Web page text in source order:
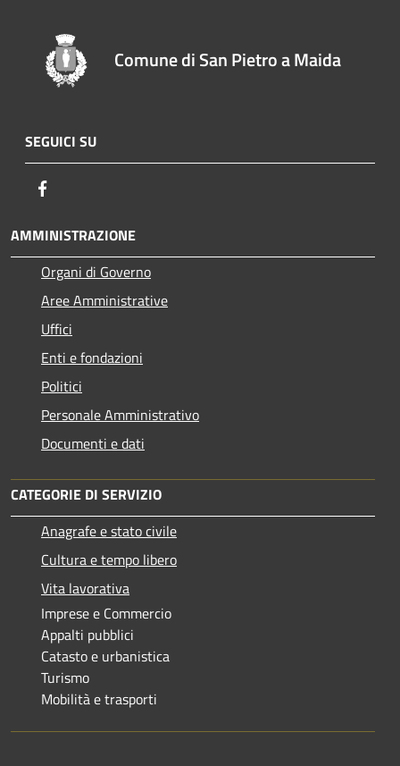
Comune di San Pietro a Maida
SEGUICI SU
AMMINISTRAZIONE
Organi di Governo
Aree Amministrative
Uffici
Enti e fondazioni
Politici
Personale Amministrativo
Documenti e dati
CATEGORIE DI SERVIZIO
Anagrafe e stato civile
Cultura e tempo libero
Vita lavorativa
Imprese e Commercio
Appalti pubblici
Catasto e urbanistica
Turismo
Mobilità e trasporti